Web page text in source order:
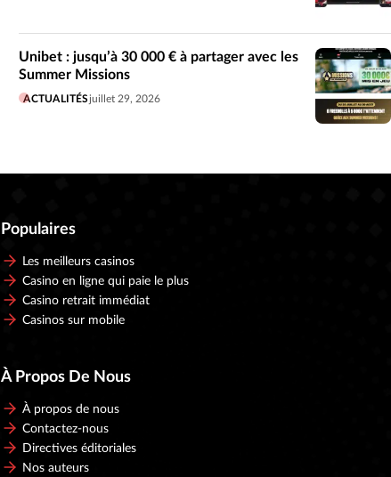
Unibet : jusqu’à 30 000 € à partager avec les
Summer Missions
ACTUALITÉS juillet 29, 2026
Populaires
Les meilleurs casinos
Casino en ligne qui paie le plus
Casino retrait immédiat
Casinos sur mobile
À Propos De Nous
À propos de nous
Contactez-nous
Directives éditoriales
Nos auteurs